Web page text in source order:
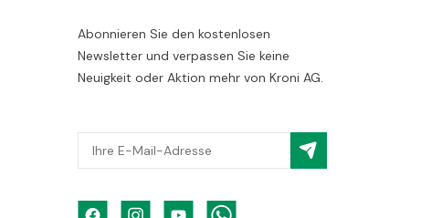
Abonnieren Sie den kostenlosen
Newsletter und verpassen Sie keine
Neuigkeit oder Aktion mehr von Kroni AG.